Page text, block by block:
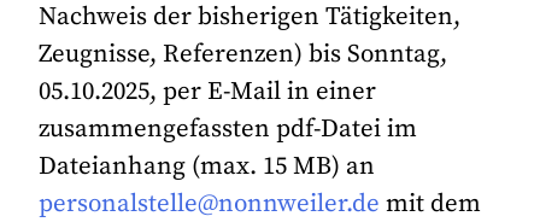
Nachweis der bisherigen Tätigkeiten,
Zeugnisse, Referenzen) bis Sonntag,
05.10.2025, per E-Mail in einer
zusammengefassten pdf-Datei im
Dateianhang (max. 15 MB) an
personalstelle@nonnweiler.de mit dem